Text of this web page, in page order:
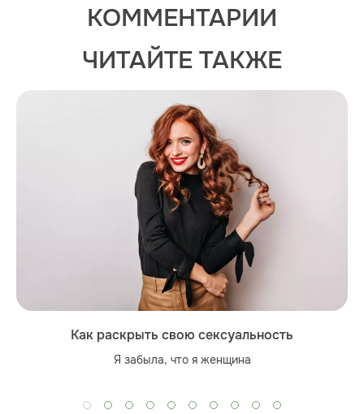
КОММЕНТАРИИ
ЧИТАЙТЕ ТАКЖЕ
Как раскрыть свою сексуальность
Я забыла, что я женщина